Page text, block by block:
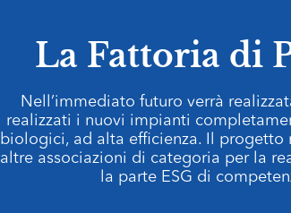
La Fattoria di
Nell’immediato futuro verrà
realizzati i nuovi impianti
biologici, ad alta efficienza. Il
altre associazioni di categoria per la
la parte ESG di